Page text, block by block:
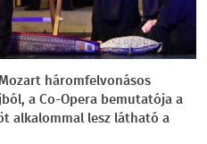
háromfelvonásos
a Co-Opera bemutatója a
alkalommal lesz látható a